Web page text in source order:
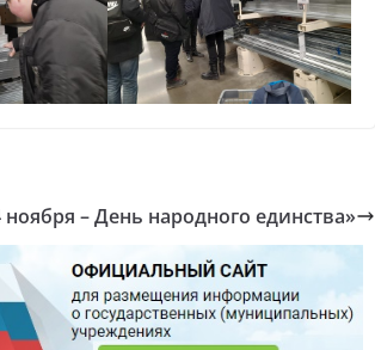
ноября – День народного единства»